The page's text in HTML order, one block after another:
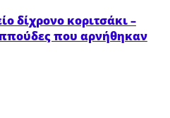
δίχρονο κοριτσάκι –
που αρνήθηκαν